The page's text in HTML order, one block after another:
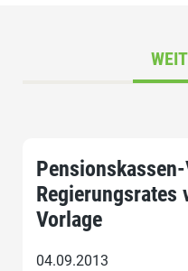
Regierungsrates
Vorlage
04.09.2013